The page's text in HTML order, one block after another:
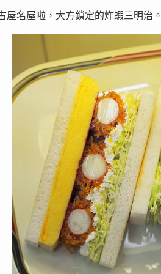
屋名屋啦，大方鎖定的炸蝦三明治